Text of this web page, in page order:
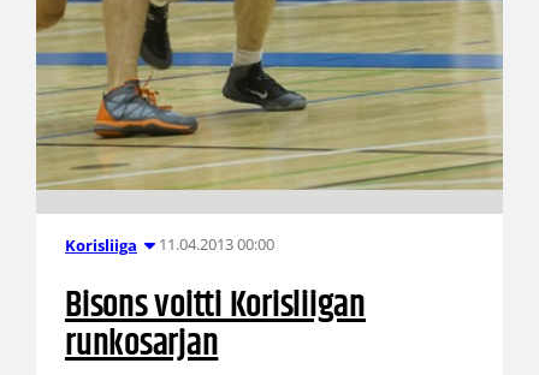
Korisliiga 11.04.2013 00:00
Bisons voitti Korisliigan
runkosarjan